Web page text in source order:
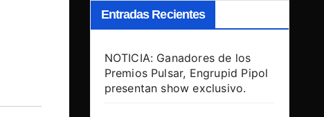
Entradas Recientes
NOTICIA: Ganadores de los
Premios Pulsar, Engrupid Pipol
presentan show exclusivo.